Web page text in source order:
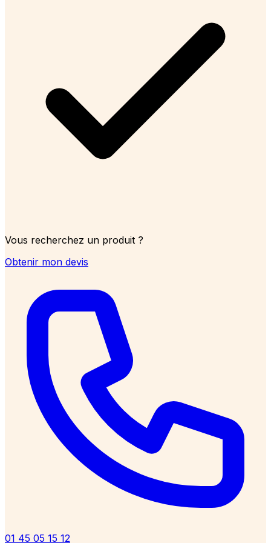
Vous recherchez un produit ?
Obtenir mon devis
01 45 05 15 12